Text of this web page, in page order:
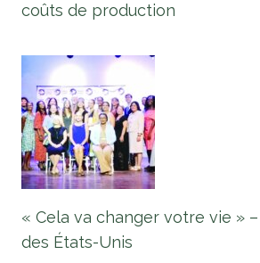
coûts de production
« Cela va changer votre vie »
des États-Unis